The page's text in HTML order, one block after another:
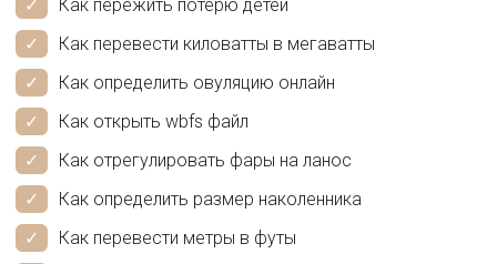
Как пережить потерю детей
Как перевести киловатты в мегаватты
Как определить овуляцию онлайн
Как открыть wbfs файл
Как отрегулировать фары на ланос
Как определить размер наколенника
Как перевести метры в футы